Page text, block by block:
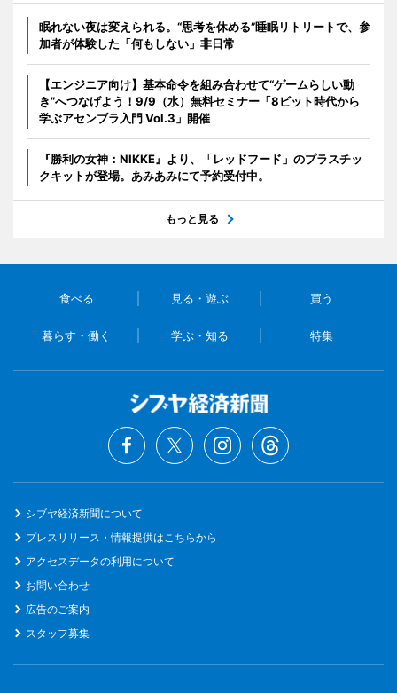
眠れない夜は変えられる。“思考を休める”睡眠リトリートで、参
加者が体験した「何もしない」非日常
【エンジニア向け】基本命令を組み合わせて“ゲームらしい動
き”へつなげよう！9/9（水）無料セミナー「8ビット時代から
学ぶアセンブラ入門 Vol.3」開催
『勝利の女神：NIKKE』より、「レッドフード」のプラスチッ
クキットが登場。あみあみにて予約受付中。
もっと見る
食べる 見る・遊ぶ 買う
暮らす・働く 学ぶ・知る 特集
シブヤ経済新聞について
プレスリリース・情報提供はこちらから
アクセスデータの利用について
お問い合わせ
広告のご案内
スタッフ募集